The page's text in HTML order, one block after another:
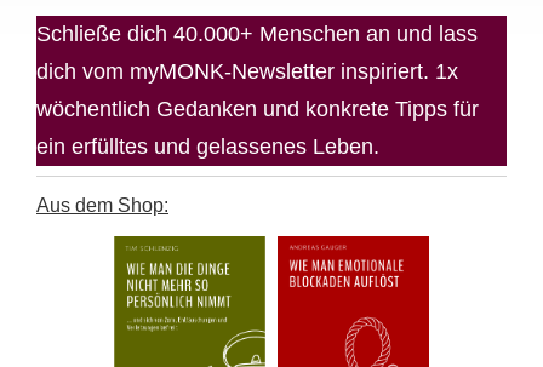
Schließe dich 40.000+ Menschen an und lass
dich vom myMONK-Newsletter inspiriert. 1x
wöchentlich Gedanken und konkrete Tipps für
ein erfülltes und gelassenes Leben.
Aus dem Shop: